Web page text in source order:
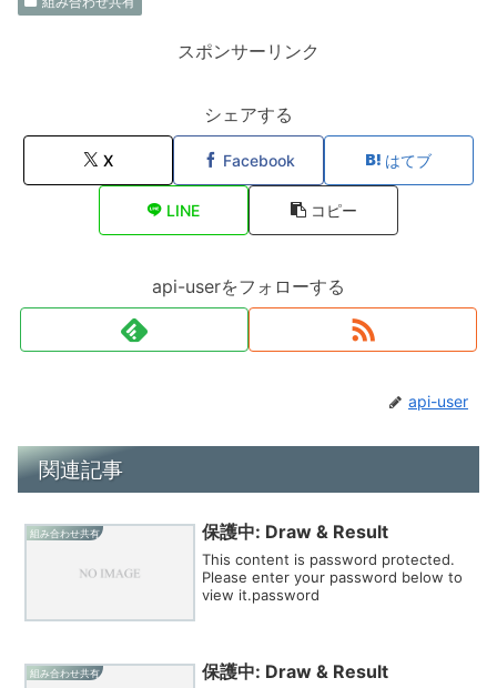
スポンサーリンク
シェアする
X Facebook はてブ
LINE コピー
api-userをフォローする
api-user
関連記事
組み合わせ共有 保護中: Draw & Result
This content is password protected.
Please enter your password below to
view it.password
組み合わせ共有 保護中: Draw & Result